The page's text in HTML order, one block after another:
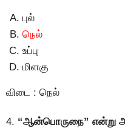
புல்
நெல்
உப்பு
மிளகு
விடை : நெல்
4. “ஆன்பொருநை” என்று